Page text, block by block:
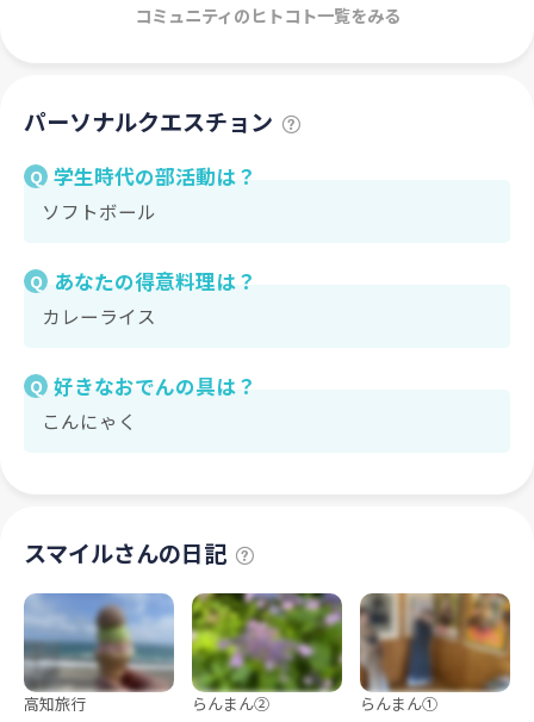
コミュニティのヒトコト一覧をみる
パーソナルクエスチョン
Q 学生時代の部活動は？
ソフトボール
Q あなたの得意料理は？
カレーライス
Q 好きなおでんの具は？
こんにゃく
スマイルさんの日記
高知旅行 らんまん② らんまん①